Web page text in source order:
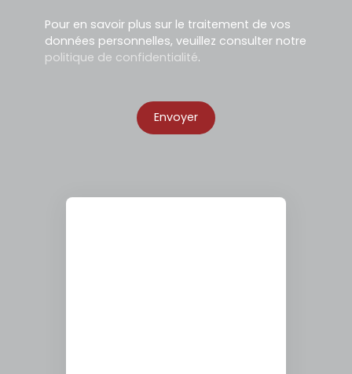
Pour en savoir plus sur le traitement de vos
données personnelles, veuillez consulter notre
politique de confidentialité.
Envoyer